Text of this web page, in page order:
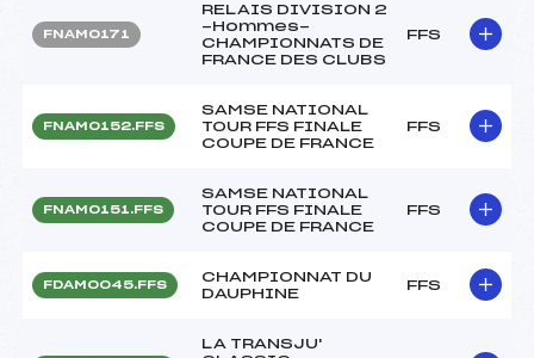
FNAM0171
RELAIS DIVISION 2
-Hommes-
CHAMPIONNATS DE
FRANCE DES CLUBS
FFS
FNAM0152.FFS
SAMSE NATIONAL
TOUR FFS FINALE
COUPE DE FRANCE
FFS
FNAM0151.FFS
SAMSE NATIONAL
TOUR FFS FINALE
COUPE DE FRANCE
FFS
FDAM0045.FFS
CHAMPIONNAT DU
DAUPHINE
FFS
LA TRANSJU'